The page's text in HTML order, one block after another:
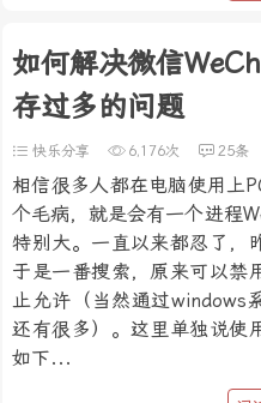
如何解决微信
存过多的问题
快乐分享 6,176次 25条
相信很多人都在电脑使用上
个毛病，就是会有一个进程
特别大。一直以来都忍了，
于是一番搜索，原来可以禁
止允许（当然通过windows
还有很多）。这里单独说使
如下...